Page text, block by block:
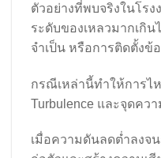
ตัวอย่างที่พบจริงในโร
ระดับของเหลวมากเกิน
จำเป็น หรือการติดตั้ง
กรณีเหล่านี้ทำให้การไ
Turbulence และจุดคว
เมื่อความดันลดต่ำลงจ